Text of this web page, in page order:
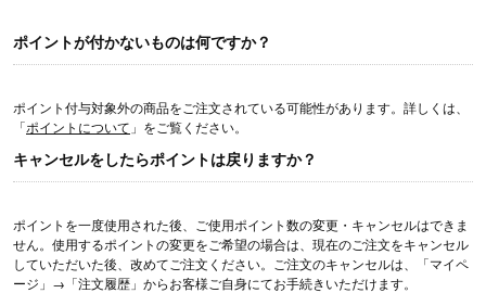
ポイントが付かないものは何ですか？
ポイント付与対象外の商品をご注文されている可能性があります。詳しくは、
「ポイントについて 」をご覧ください。
キャンセルをしたらポイントは戻りますか？
ポイントを一度使用された後、ご使用ポイント数の変更・キャンセルはできま
せん。使用するポイントの変更をご希望の場合は、現在のご注文をキャンセル
していただいた後、改めてご注文ください。ご注文のキャンセルは、「マイペ
ージ」→「注文履歴」からお客様ご自身にてお手続きいただけます。